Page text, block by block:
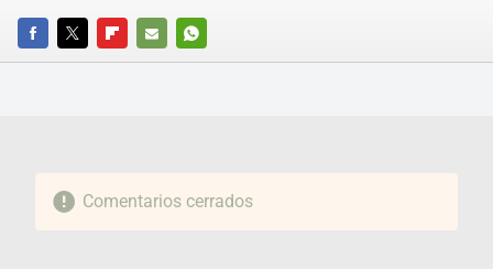
FACEBOOKTWITTERFLIPBOARD
E-
WHATSAPP
Comentarios cerrados